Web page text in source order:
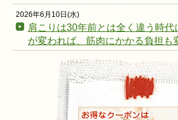
2026年6月10日(水)
肩こりは30年前とは全く違う時
が変われば、筋肉にかかる負担も